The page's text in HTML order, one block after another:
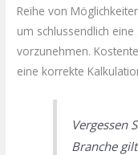
Reihe von
um schlussendlich
vorzunehmen.
eine korrekte
Vergessen
Branche